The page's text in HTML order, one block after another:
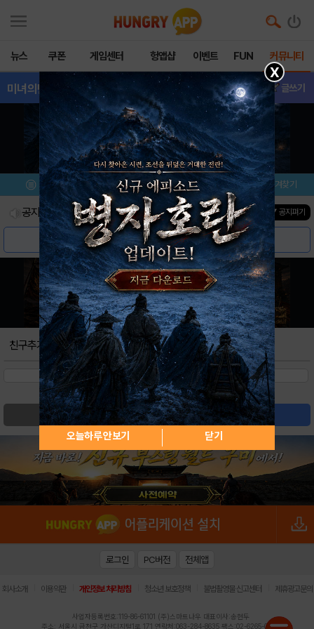
뉴스 쿠폰 게임센터 헝앱샵 이벤트 FUN 커뮤니티
미녀의탄생 - 친구추가 글쓰기
메뉴 이벤트/미션 설치/평가 즐겨찾기
공지사항 진행중인 이벤트0건 ▼ 공지펴기
친구추가
검색 글쓰기
X
오늘하루 안보기 닫기
로그인 PC버전 전체앱
회사소개 이용약관 개인정보 처리방침 청소년 보호정책 불법촬영물 신고센터 제휴광고문의
사업자등록번호:119-86-61101 (주)스마트나우 대표이사:송현두
주소: 서울시 금천구 가산디지털1로 171 연락처:063-284-8635 팩스:02-6265-0377